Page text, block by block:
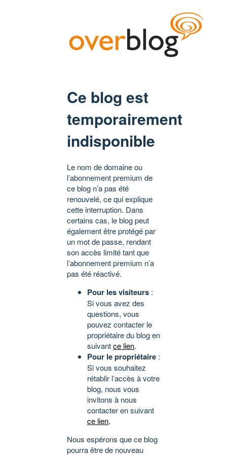
Ce blog est
temporairement
indisponible
Le nom de domaine ou
l’abonnement premium de
ce blog n’a pas été
renouvelé, ce qui explique
cette interruption. Dans
certains cas, le blog peut
également être protégé par
un mot de passe, rendant
son accès limité tant que
l’abonnement premium n’a
pas été réactivé.
Pour les visiteurs :
Si vous avez des
questions, vous
pouvez contacter le
propriétaire du blog en
suivantce lien.
Pour le propriétaire :
Si vous souhaitez
rétablir l’accès à votre
blog, nous vous
invitons à nous
contacter en suivant
ce lien.
Nous espérons que ce blog
pourra être de nouveau